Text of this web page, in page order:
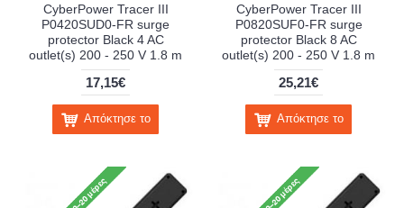
CyberPower Tracer III
P0420SUD0-FR surge
protector Black 4 AC
outlet(s) 200 - 250 V 1.8 m
17,15€
Απόκτησε το
CyberPower Tracer III
P0820SUF0-FR surge
protector Black 8 AC
outlet(s) 200 - 250 V 1.8 m
25,21€
Απόκτησε το